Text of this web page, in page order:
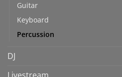
Guitar
Keyboard
Percussion
DJ